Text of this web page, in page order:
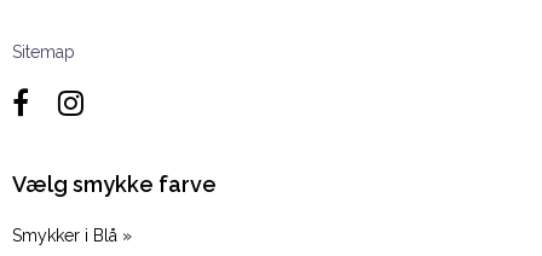
Sitemap
Vælg smykke farve
Smykker i Blå »